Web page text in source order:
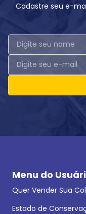
Cadastre seu e-
Menu do
Quer Vender Sua
Estado de